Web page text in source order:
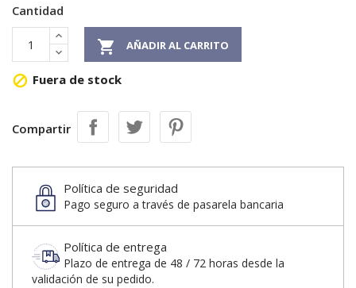
Cantidad
 AÑADIR AL CARRITO
 Fuera de stock
Compartir
Política de seguridad
Pago seguro a través de pasarela bancaria
Política de entrega
Plazo de entrega de 48 / 72 horas desde la
validación de su pedido.